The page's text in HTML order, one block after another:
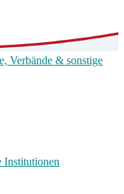
Verbände & sonstige
Institutionen